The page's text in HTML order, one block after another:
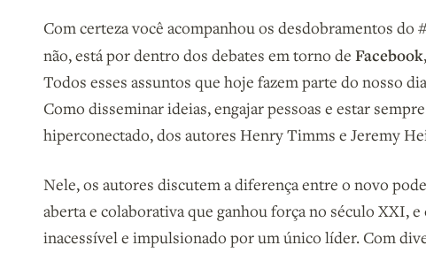
Com certeza você acompanhou os desdobramentos do
não, está por dentro dos debates em torno de Facebook
Todos esses assuntos que hoje fazem parte do nosso
Como disseminar ideias, engajar pessoas e estar
hiperconectado, dos autores Henry Timms e Jeremy
Nele, os autores discutem a diferença entre o novo
aberta e colaborativa que ganhou força no século XXI,
inacessível e impulsionado por um único líder. Com